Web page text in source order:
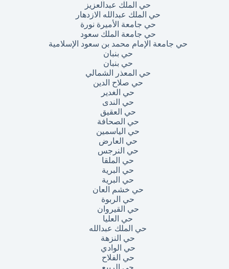
حي الملك عبدالعزيز
حي الملك عبدالله الازدهار
حي جامعة الأميرة نورة
حي جامعة الملك سعود
حي جامعة الإمام محمد بن سعود الإسلامية
حي بنبان
حي بنبان
حي المعذر الشمالي
حي صلاح الدين
حي الغدير
حي الندى
حي العقيق
حي الصحافة
حي الياسمين
حي العارض
حي النرجس
حي الملقا
حي البرية
حي البرية
حي خشم العان
حي الربوة
حي القيروان
حي العليا
حي الملك عبدالله
حي النزهة
حي الوادي
حي الفلاح
حي الربيع